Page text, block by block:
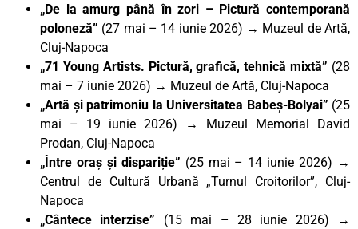
„De la amurg până în zori – Pictură contemporană
poloneză” (27 mai – 14 iunie 2026) → Muzeul de Artă,
Cluj-Napoca
„71 Young Artists. Pictură, grafică, tehnică mixtă” (28
mai – 7 iunie 2026) → Muzeul de Artă, Cluj-Napoca
„Artă și patrimoniu la Universitatea Babeș-Bolyai” (25
mai – 19 iunie 2026) → Muzeul Memorial David
Prodan, Cluj-Napoca
„Între oraș și dispariție” (25 mai – 14 iunie 2026) →
Centrul de Cultură Urbană „Turnul Croitorilor”, Cluj-
Napoca
„Cântece interzise” (15 mai – 28 iunie 2026) →